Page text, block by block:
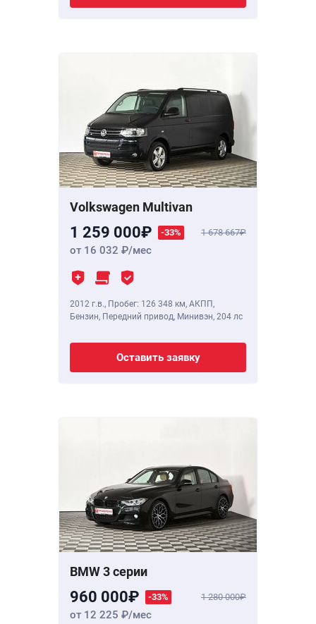
Volkswagen Multivan
1 259 000 -33% 1 678 667
от 16 032 /мес
2012 г.в., Пробег: 126 348 км, АКПП,
Бензин, Передний привод, Минивэн, 204 лс
Оставить заявку
BMW 3 серии
960 000 -33% 1 280 000
от 12 225 /мес